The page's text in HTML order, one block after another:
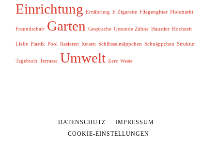
Einrichtung Ernährung E Zigarette Fliegengitter Flohmarkt
Freundschaft Garten Gespräche Gesunde Zähne Haustier Hochzeit
Liebe Plastik Pool Rasieren Reisen Schlüsselmäppchen Schnäppchen Struktur
Tagebuch Terrasse Umwelt Zero Waste
DATENSCHUTZ
IMPRESSUM
COOKIE-EINSTELLUNGEN